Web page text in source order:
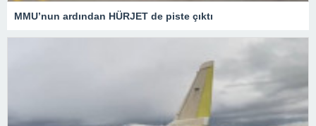
MMU’nun ardından HÜRJET de piste çıktı